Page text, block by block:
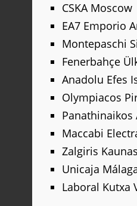
CSKA Moscow
EA7 Emporio
Montepaschi
Fenerbahçe
Anadolu Efes
Olympiacos
Panathinaikos
Maccabi
Zalgiris Kaunas
Unicaja
Laboral Kutxa